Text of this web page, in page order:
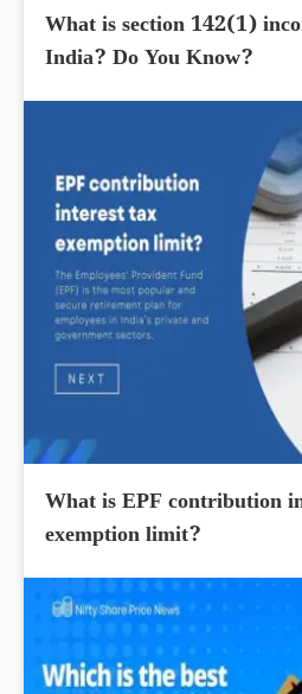
What is section 142(1)
India? Do You Know?
What is EPF contribution
exemption limit?